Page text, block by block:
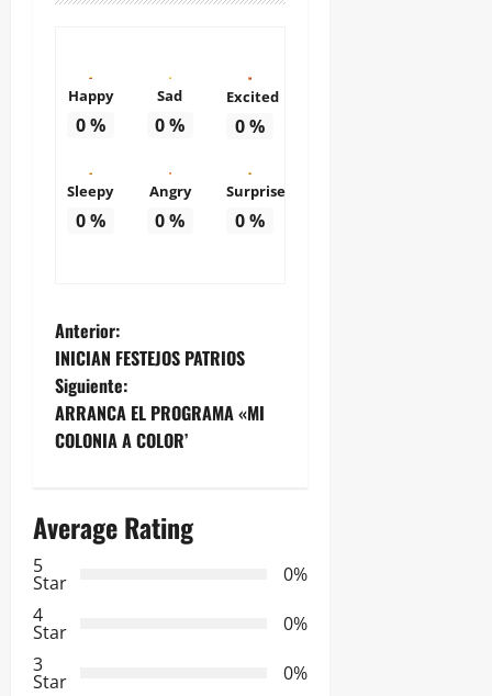
Happy
0%
Sad
0%
Excited
0%
Sleepy
0%
Angry
0%
Surprise
0%
N
a
v
g
a
c
Anterior:
INICIAN FESTEJOS PATRIOS
Siguiente:
ARRANCA EL PROGRAMA «MI
COLONIA A COLOR’
Average Rating
5
Star
0%
4
Star
0%
3
Star
0%